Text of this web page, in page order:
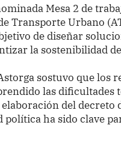
Mesa 2 de
Transporte Urbano
de diseñar
la sostenibilidad
sostuvo que los
las dificultades
del decreto
ha sido clave